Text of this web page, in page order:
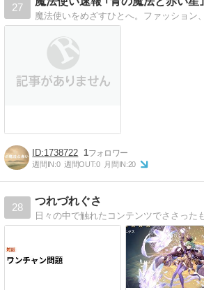
27
1738722 1
週間IN:0 週間OUT:0 月間IN:20
28
つれづれぐさ